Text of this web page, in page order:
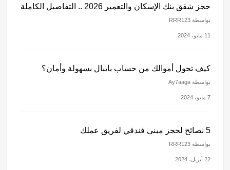
حجز شقق بنك الإسكان والتعمير 2026 .. التفاصيل الكاملة
بواسطة RRR123
11 مايو، 2024
كيف تحول أموالك من حساب بايبال بسهولة وأمان؟
بواسطة Ay7aaga
7 مايو، 2024
5 نصائح لحجز مبنى فندقي لفريق عملك
بواسطة RRR123
22 أبريل، 2024